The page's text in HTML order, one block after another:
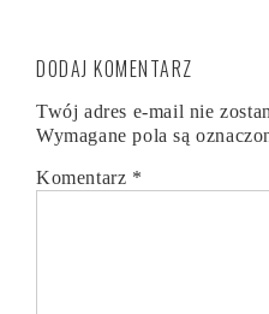
DODAJ KOMENTARZ
Twój adres e-mail nie
Wymagane pola są
Komentarz *